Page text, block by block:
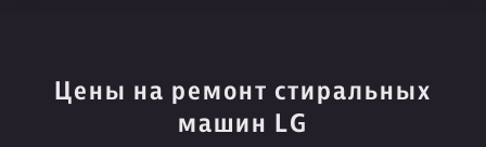
Цены на ремонт стиральных
машин LG